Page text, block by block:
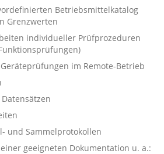
Betriebsmittelkatalog
Grenzwerten
individueller Prüfprozeduren
im Remote-Betrieb
und Sammelprotokollen
geeigneten Dokumentation u. a.: